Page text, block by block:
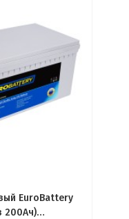
EuroBattery
200Ач)